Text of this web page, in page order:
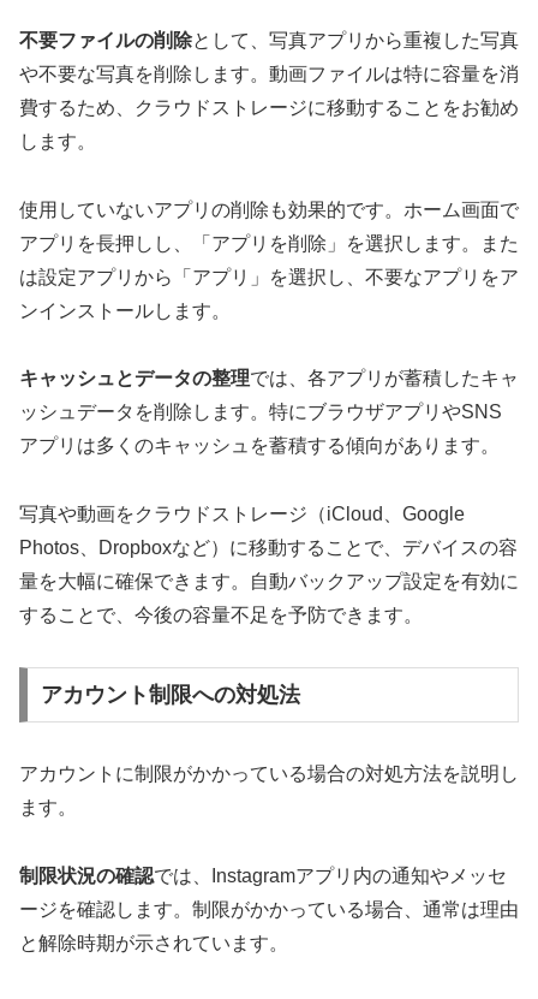
不要ファイルの削除として、写真アプリから重複した写真
や不要な写真を削除します。動画ファイルは特に容量を消
費するため、クラウドストレージに移動することをお勧め
します。
使用していないアプリの削除も効果的です。ホーム画面で
アプリを長押しし、「アプリを削除」を選択します。また
は設定アプリから「アプリ」を選択し、不要なアプリをア
ンインストールします。
キャッシュとデータの整理では、各アプリが蓄積したキャ
ッシュデータを削除します。特にブラウザアプリやSNS
アプリは多くのキャッシュを蓄積する傾向があります。
写真や動画をクラウドストレージ（iCloud、Google
Photos、Dropboxなど）に移動することで、デバイスの容
量を大幅に確保できます。自動バックアップ設定を有効に
することで、今後の容量不足を予防できます。
アカウント制限への対処法
アカウントに制限がかかっている場合の対処方法を説明し
ます。
制限状況の確認では、Instagramアプリ内の通知やメッセ
ージを確認します。制限がかかっている場合、通常は理由
と解除時期が示されています。